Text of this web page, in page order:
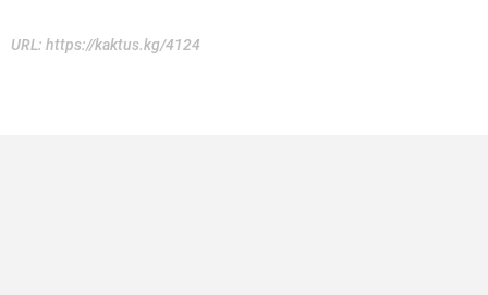
URL: https://kaktus.kg/4124